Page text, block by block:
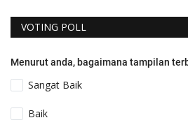
VOTING POLL
Menurut anda, bagaimana tampilan
Sangat Baik
Baik